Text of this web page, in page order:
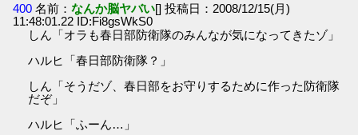
400 名前：なんか脳ヤバい[] 投稿日：2008/12/15(月)
11:48:01.22 ID:Fi8gsWkS0
しん「オラも春日部防衛隊のみんなが気になってきたゾ」
ハルヒ「春日部防衛隊？」
しん「そうだゾ、春日部をお守りするために作った防衛隊
だぞ」
ハルヒ「ふーん…」